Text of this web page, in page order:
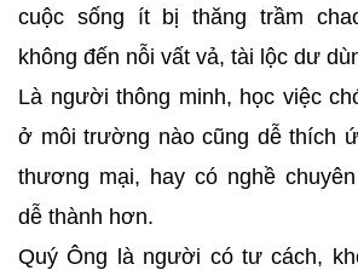
cuộc sống ít bị thăng trầm
không đến nỗi vất vả, tài lộc dư
Là người thông minh, học việc
ở môi trường nào cũng dễ thích
thương mại, hay có nghề
dễ thành hơn.
Quý Ông là người có tư cách,